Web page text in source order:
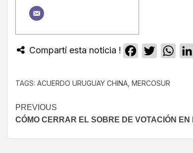
Compartí esta noticia ! Facebook
Twitter
TAGS: ACUERDO URUGUAY CHINA MERCOSUR
PREVIOUS
CÓMO CERRAR EL SOBRE DE VOTACIÓN